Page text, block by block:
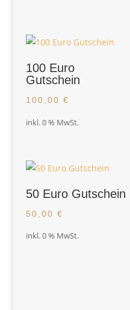
100 Euro
Gutschein
100,00 €
inkl. 0 % MwSt.
50 Euro Gutschein
50,00 €
inkl. 0 % MwSt.